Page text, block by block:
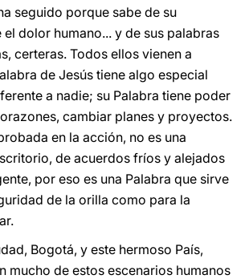
seguido porque sabe de su
dolor humano... y de sus palabras
certeras. Todos ellos vienen a
de Jesús tiene algo especial
a nadie; su Palabra tiene poder
cambiar planes y proyectos.
en la acción, no es una
de acuerdos fríos y alejados
por eso es una Palabra que sirve
de la orilla como para la
Bogotá, y este hermoso País,
mucho de estos escenarios humanos